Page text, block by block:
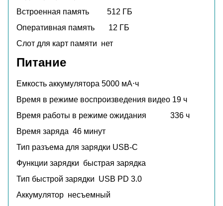
Встроенная память 512 ГБ
Оперативная память 12 ГБ
Слот для карт памяти нет
Питание
Емкость аккумулятора 5000 мА⋅ч
Время в режиме воспроизведения видео 19 ч
Время работы в режиме ожидания 336 ч
Время заряда 46 минут
Тип разъема для зарядки USB-C
Функции зарядки быстрая зарядка
Тип быстрой зарядки USB PD 3.0
Аккумулятор несъемный